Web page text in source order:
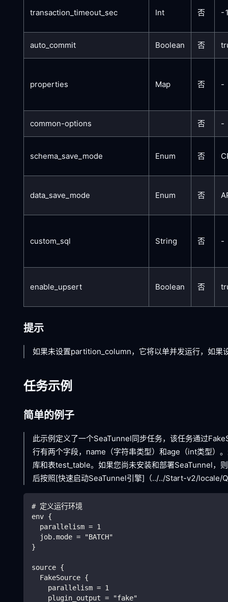
transaction_timeout_sec Int 否 -
auto_commit Boolean 否
properties Map 否 -
common-options 否 -
schema_save_mode Enum 否
data_save_mode Enum 否
custom_sql String 否 -
enable_upsert Boolean 否
提示
如果未设置partition_column，它将以单并发运行，如
任务示例
简单的例子
此示例定义了一个SeaTunnel同步任务，该任务通过
行有两个字段，name（字符串类型）和age（int类型）
库和表test_table。如果您尚未安装和部署SeaTunnel，
后按照[快速启动SeaTunnel引擎] （../../Start-v2/locale/
# 定义运行环境
env {
  parallelism = 1
  job.mode = "BATCH"
}
source {
  FakeSource {
    parallelism = 1
    plugin_output = "fake"